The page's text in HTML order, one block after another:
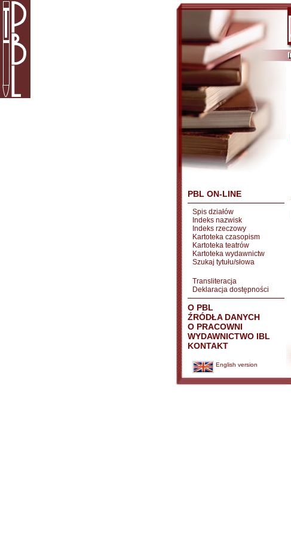
PBL ON-LINE
Spis działów
Indeks nazwisk
Indeks rzeczowy
Kartoteka czasopism
Kartoteka teatrów
Kartoteka wydawnictw
Szukaj tytułu/słowa
Transliteracja
Deklaracja dostępności
O PBL
ŹRÓDŁA DANYCH
O PRACOWNI
WYDAWNICTWO IBL
KONTAKT
English version